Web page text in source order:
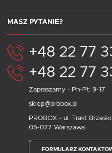
MASZ PYTANIE?
+48 22 77
+48 22 77
Zapraszamy - Pn-Pt: 9-17
sklep@probox.pl
PROBOX - ul. Trakt
05-077 Warszawa
FORMULARZ